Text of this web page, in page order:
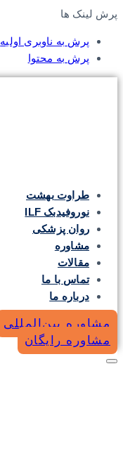
پرش لینک ها
پرش به ناوبری اولیه
پرش به محتوا
طراوت بهشت
نوروفیدبک ILF
روان پزشکی
مشاوره
مقالات
تماس با ما
درباره ما
مشاوره بین‌المللی
مشاوره رایگان